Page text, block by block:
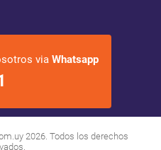
via Whatsapp
2026. Todos los derechos